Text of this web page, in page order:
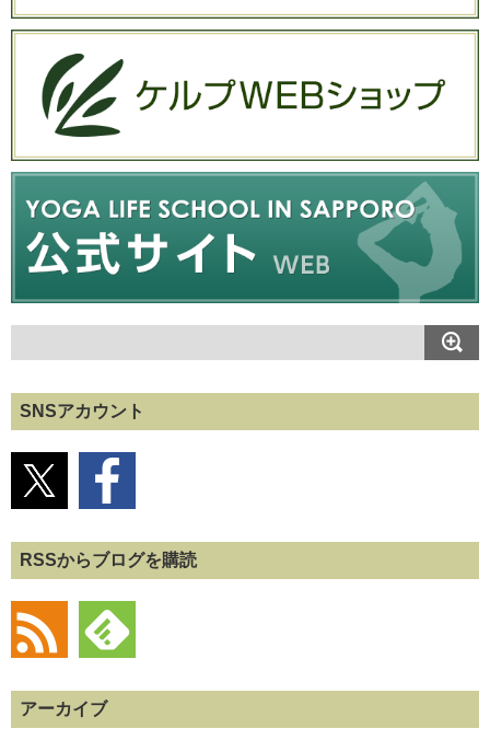
SNSアカウント
RSSからブログを購読
アーカイブ